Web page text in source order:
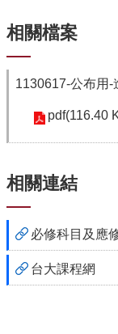
中
生
專
區
部
碩
博
士
系
友
會
相關檔案
1130617-公布用-
pdf(116.40
相關連結
必修科目及應
台大課程網